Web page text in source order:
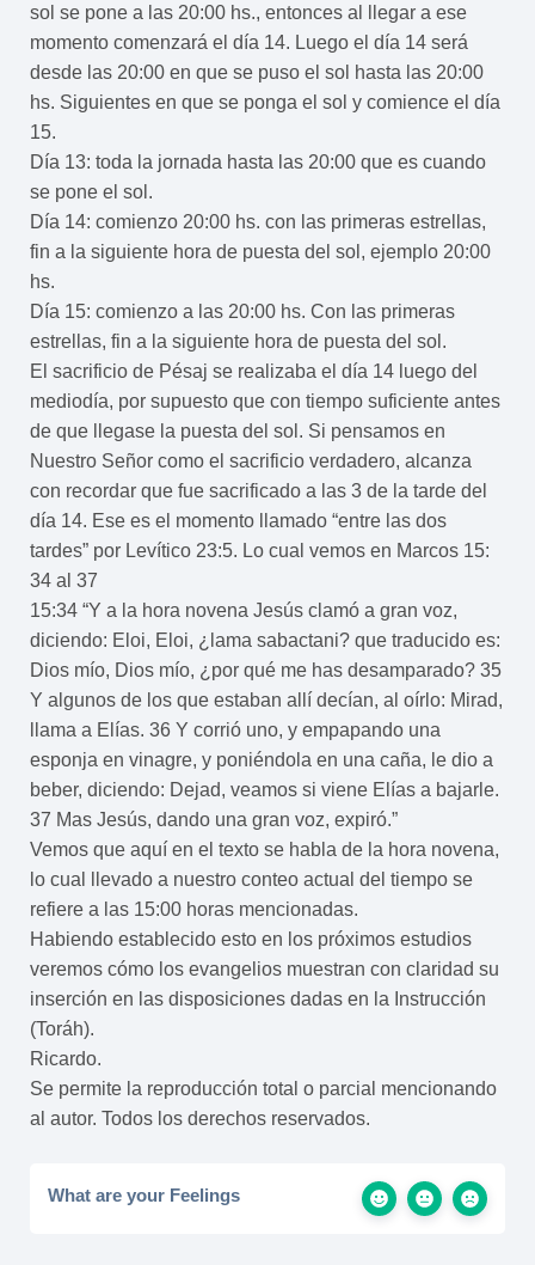
sol se pone a las 20:00 hs., entonces al llegar a ese
momento comenzará el día 14. Luego el día 14 será
desde las 20:00 en que se puso el sol hasta las 20:00
hs. Siguientes en que se ponga el sol y comience el día
15.
Día 13: toda la jornada hasta las 20:00 que es cuando
se pone el sol.
Día 14: comienzo 20:00 hs. con las primeras estrellas,
fin a la siguiente hora de puesta del sol, ejemplo 20:00
hs.
Día 15: comienzo a las 20:00 hs. Con las primeras
estrellas, fin a la siguiente hora de puesta del sol.
El sacrificio de Pésaj se realizaba el día 14 luego del
mediodía, por supuesto que con tiempo suficiente antes
de que llegase la puesta del sol. Si pensamos en
Nuestro Señor como el sacrificio verdadero, alcanza
con recordar que fue sacrificado a las 3 de la tarde del
día 14. Ese es el momento llamado “entre las dos
tardes” por Levítico 23:5. Lo cual vemos en Marcos 15:
34 al 37
15:34 “Y a la hora novena Jesús clamó a gran voz,
diciendo: Eloi, Eloi, ¿lama sabactani? que traducido es:
Dios mío, Dios mío, ¿por qué me has desamparado? 35
Y algunos de los que estaban allí decían, al oírlo: Mirad,
llama a Elías. 36 Y corrió uno, y empapando una
esponja en vinagre, y poniéndola en una caña, le dio a
beber, diciendo: Dejad, veamos si viene Elías a bajarle.
37 Mas Jesús, dando una gran voz, expiró.”
Vemos que aquí en el texto se habla de la hora novena,
lo cual llevado a nuestro conteo actual del tiempo se
refiere a las 15:00 horas mencionadas.
Habiendo establecido esto en los próximos estudios
veremos cómo los evangelios muestran con claridad su
inserción en las disposiciones dadas en la Instrucción
(Toráh).
Ricardo.
Se permite la reproducción total o parcial mencionando
al autor. Todos los derechos reservados.
What are your Feelings